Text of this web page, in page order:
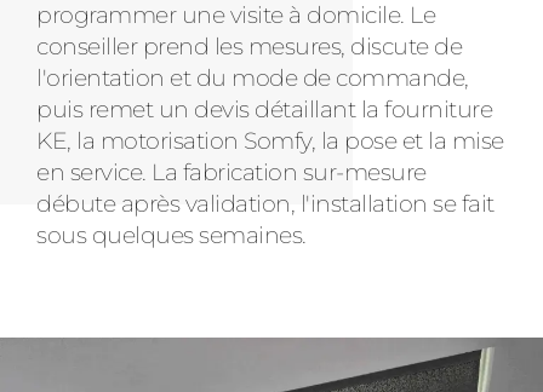
programmer une visite à domicile. Le
conseiller prend les mesures, discute de
l'orientation et du mode de commande,
puis remet un devis détaillant la fourniture
KE, la motorisation Somfy, la pose et la mise
en service. La fabrication sur-mesure
débute après validation, l'installation se fait
sous quelques semaines.